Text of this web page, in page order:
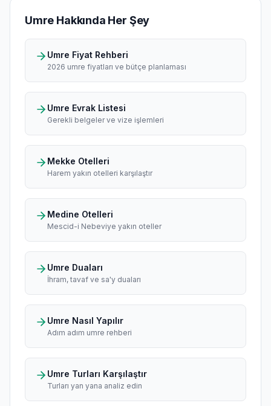
Umre Hakkında Her Şey
Umre Fiyat Rehberi
2026 umre fiyatları ve bütçe planlaması
Umre Evrak Listesi
Gerekli belgeler ve vize işlemleri
Mekke Otelleri
Harem yakın otelleri karşılaştır
Medine Otelleri
Mescid-i Nebeviye yakın oteller
Umre Duaları
İhram, tavaf ve sa'y duaları
Umre Nasıl Yapılır
Adım adım umre rehberi
Umre Turları Karşılaştır
Turları yan yana analiz edin